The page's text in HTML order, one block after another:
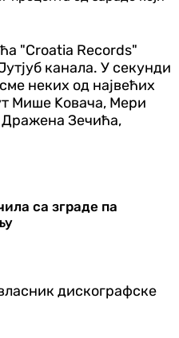
"Croatia Records"
канала. У секунди
неких од највећих
Мише Kовача, Мери
Зечића,
са зграде па
дискографске